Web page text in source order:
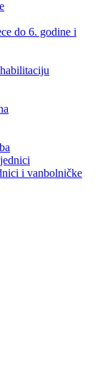
do 6. godine i
i vanbolničke